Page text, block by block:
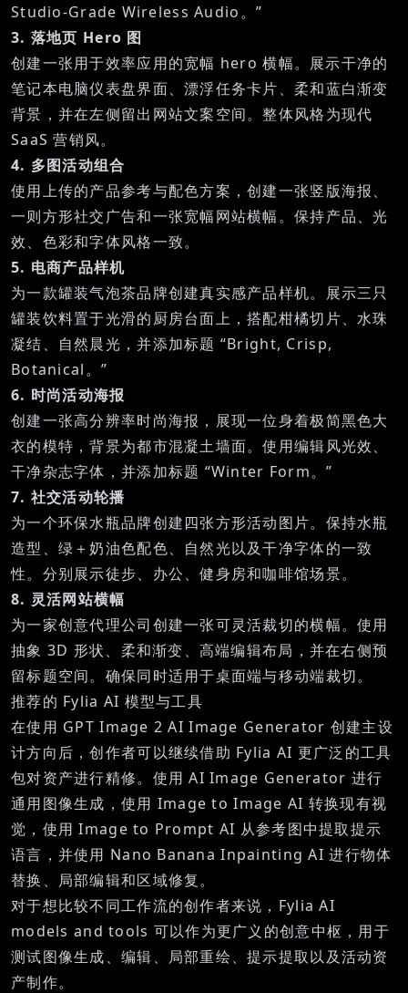
Studio-Grade Wireless Audio。”
3. 落地页 Hero 图
创建一张用于效率应用的宽幅 hero 横幅。展示干净的
笔记本电脑仪表盘界面、漂浮任务卡片、柔和蓝白渐变
背景，并在左侧留出网站文案空间。整体风格为现代
SaaS 营销风。
4. 多图活动组合
使用上传的产品参考与配色方案，创建一张竖版海报、
一则方形社交广告和一张宽幅网站横幅。保持产品、光
效、色彩和字体风格一致。
5. 电商产品样机
为一款罐装气泡茶品牌创建真实感产品样机。展示三只
罐装饮料置于光滑的厨房台面上，搭配柑橘切片、水珠
凝结、自然晨光，并添加标题 “Bright, Crisp,
Botanical。”
6. 时尚活动海报
创建一张高分辨率时尚海报，展现一位身着极简黑色大
衣的模特，背景为都市混凝土墙面。使用编辑风光效、
干净杂志字体，并添加标题 “Winter Form。”
7. 社交活动轮播
为一个环保水瓶品牌创建四张方形活动图片。保持水瓶
造型、绿＋奶油色配色、自然光以及干净字体的一致
性。分别展示徒步、办公、健身房和咖啡馆场景。
8. 灵活网站横幅
为一家创意代理公司创建一张可灵活裁切的横幅。使用
抽象 3D 形状、柔和渐变、高端编辑布局，并在右侧预
留标题空间。确保同时适用于桌面端与移动端裁切。
推荐的 Fylia AI 模型与工具
在使用 GPT Image 2 AI Image Generator 创建主设
计方向后，创作者可以继续借助 Fylia AI 更广泛的工具
包对资产进行精修。使用AI Image Generator 进行
通用图像生成，使用 Image to Image AI 转换现有视
觉，使用Image to Prompt AI 从参考图中提取提示
语言，并使用 Nano Banana Inpainting AI 进行物体
替换、局部编辑和区域修复。
对于想比较不同工作流的创作者来说， Fylia AI
models and tools 可以作为更广义的创意中枢，用于
测试图像生成、编辑、局部重绘、提示提取以及活动资
产制作。